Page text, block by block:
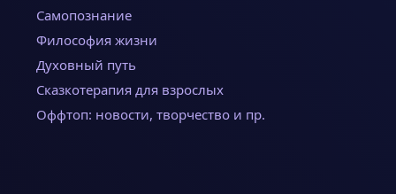
Самопознание
Философия жизни
Духовный путь
Сказкотерапия для взрослых
Оффтоп: новости, творчество и пр.